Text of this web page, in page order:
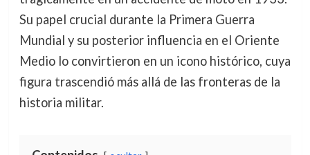
Su papel crucial durante la Primera Guerra
Mundial y su posterior influencia en el Oriente
Medio lo convirtieron en un icono histórico, cuya
figura trascendió más allá de las fronteras de la
historia militar.